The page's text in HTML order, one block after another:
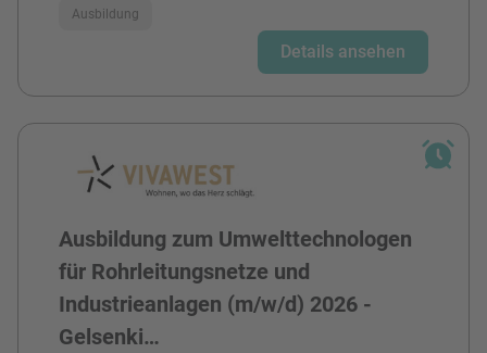
Ausbildung
Details ansehen
Ausbildung zum Umwelttechnologen
für Rohrleitungsnetze und
Industrieanlagen (m/w/d) 2026 -
Gelsenki…